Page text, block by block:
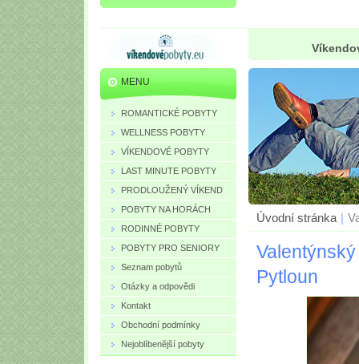
Úvodní stránka
Pytloun
MENU
ROMANTICKÉ POBYTY
WELLNESS POBYTY
VÍKENDOVÉ POBYTY
LAST MINUTE POBYTY
PRODLOUŽENÝ VÍKEND
POBYTY NA HORÁCH
RODINNÉ POBYTY
POBYTY PRO SENIORY
Seznam pobytů
Otázky a odpovědi
Kontakt
Obchodní podmínky
Nejoblíbenější pobyty